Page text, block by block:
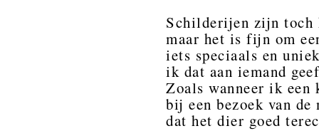
Schilderijen zijn toch
maar het is fijn om
iets speciaals en
ik dat aan iemand
Zoals wanneer ik
bij een bezoek van
dat het dier goed